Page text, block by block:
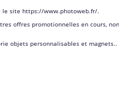
le site https://www.photoweb.fr/.
offres promotionnelles en cours,
objets personnalisables et magnets..